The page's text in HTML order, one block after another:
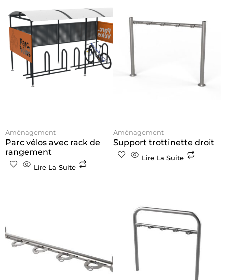
Aménagement
Parc vélos avec rack de
rangement
Lire La Suite
Aménagement
Support trottinette droit
Lire La Suite